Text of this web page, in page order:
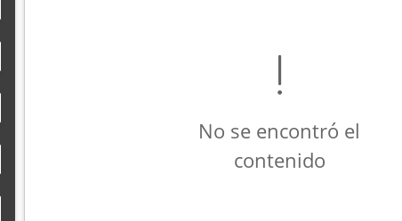
No se encontró el
contenido